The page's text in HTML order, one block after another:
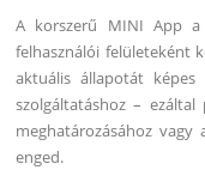
A korszerű MINI App
felhasználói felületeként
aktuális állapotát
szolgáltatáshoz –
meghatározásához vagy
enged.